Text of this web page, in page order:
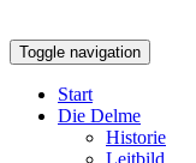
Toggle navigation
Start
Die Delme
Historie
Leitbild